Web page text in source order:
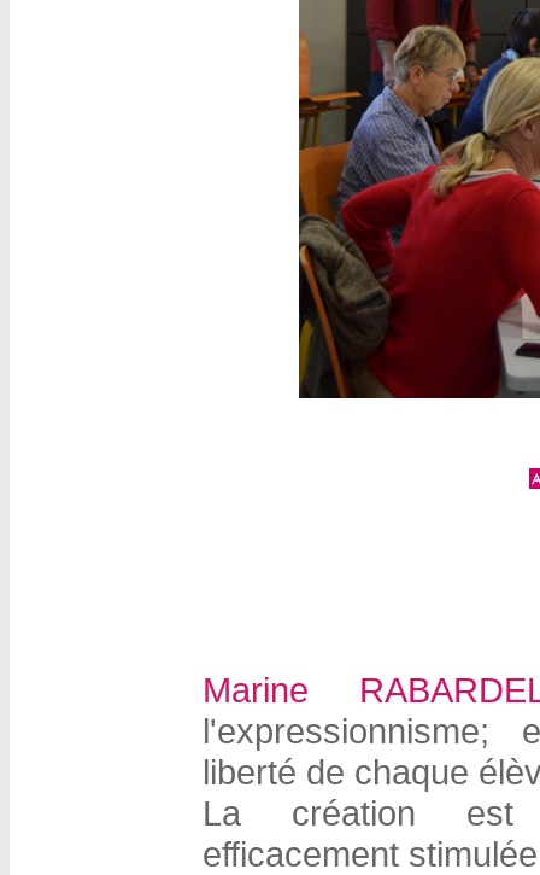
Marine
liberté de chaque
La création est
efficacement